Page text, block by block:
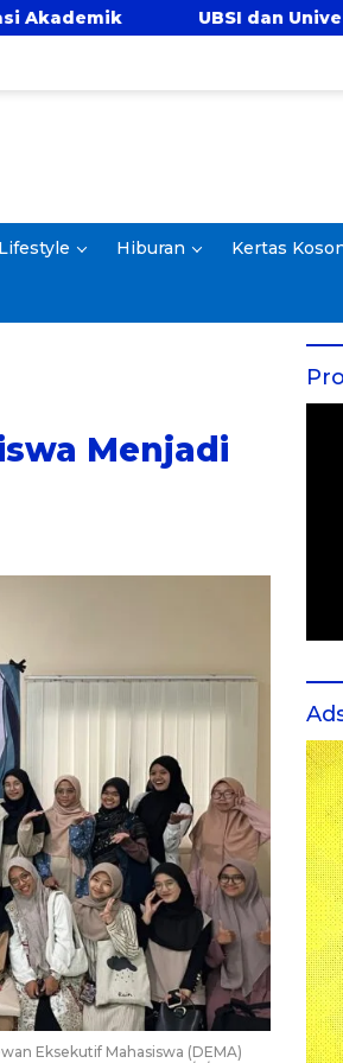
dan Universitas Panca Bhakti
Lifestyle Hiburan Kertas
Menjadi
Eksekutif Mahasiswa (DEMA)